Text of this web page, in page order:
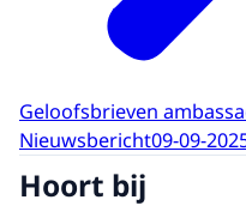
Geloofsbrieven
Nieuwsbericht09-09-
Hoort bij